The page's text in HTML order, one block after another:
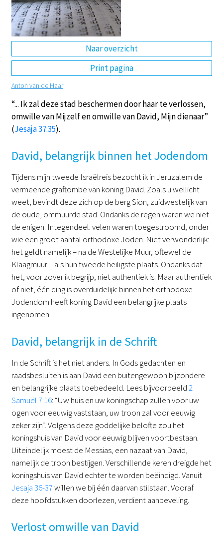
Naar overzicht
Print pagina
Anton van de Haar
“... Ik zal deze stad beschermen door haar te verlossen,
omwille van Mijzelf en omwille van David, Mijn dienaar”
(Jesaja 37:35).
David, belangrijk binnen het Jodendom
Tijdens mijn tweede Israëlreis bezocht ik in Jeruzalem de
vermeende graftombe van koning David. Zoals u wellicht
weet, bevindt deze zich op de berg Sion, zuidwestelijk van
de oude, ommuurde stad. Ondanks de regen waren we niet
de enigen. Integendeel: velen waren toegestroomd, onder
wie een groot aantal orthodoxe Joden. Niet verwonderlijk:
het geldt namelijk – na de Westelijke Muur, oftewel de
Klaagmuur – als hun tweede heiligste plaats. Ondanks dat
het, voor zover ik begrijp, niet authentiek is. Maar authentiek
of niet, één ding is overduidelijk: binnen het orthodoxe
Jodendom heeft koning David een belangrijke plaats
ingenomen.
David, belangrijk in de Schrift
In de Schrift is het niet anders. In Gods gedachten en
raadsbesluiten is aan David een buitengewoon bijzondere
en belangrijke plaats toebedeeld. Lees bijvoorbeeld2
Samuël 7:16: “Uw huis en uw koningschap zullen voor uw
ogen voor eeuwig vaststaan, uw troon zal voor eeuwig
zeker zijn”. Volgens deze goddelijke belofte zou het
koningshuis van David voor eeuwig blijven voortbestaan.
Uiteindelijk moest de Messias, een nazaat van David,
namelijk de troon bestijgen. Verschillende keren dreigde het
koningshuis van David echter te worden beëindigd. Vanuit
Jesaja 36-37willen we bij één daarvan stilstaan. Vooraf
deze hoofdstukken doorlezen, verdient aanbeveling.
Verlost omwille van David
EN